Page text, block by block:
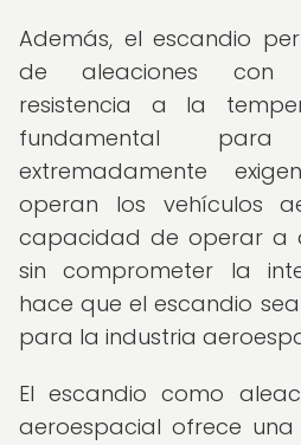
Además, el escandio
de aleaciones con
resistencia a la
fundamental
extremadamente
operan los vehículos
capacidad de operar a
sin comprometer la
hace que el escandio
para la industria
El escandio como
aeroespacial ofrece